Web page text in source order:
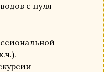
с нуля